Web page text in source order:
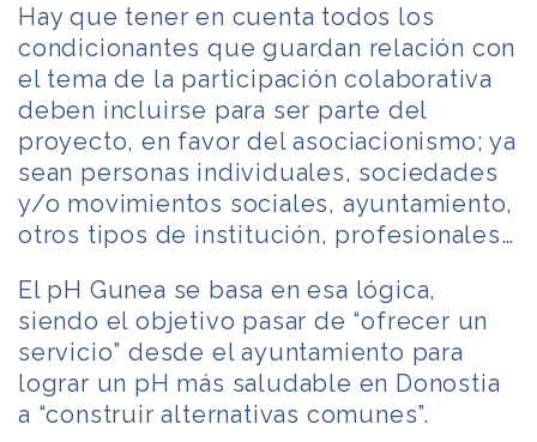
Hay que tener en cuenta todos los
condicionantes que guardan relación con
el tema de la participación colaborativa
deben incluirse para ser parte del
proyecto, en favor del asociacionismo; ya
sean personas individuales, sociedades
y/o movimientos sociales, ayuntamiento,
otros tipos de institución, profesionales…
El pH Gunea se basa en esa lógica,
siendo el objetivo pasar de “ofrecer un
servicio” desde el ayuntamiento para
lograr un pH más saludable en Donostia
a “construir alternativas comunes”.